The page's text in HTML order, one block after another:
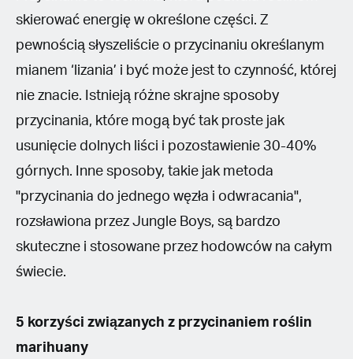
skierować energię w określone części. Z
pewnością słyszeliście o przycinaniu określanym
mianem ‘lizania’ i być może jest to czynność, której
nie znacie. Istnieją różne skrajne sposoby
przycinania, które mogą być tak proste jak
usunięcie dolnych liści i pozostawienie 30-40%
górnych. Inne sposoby, takie jak metoda
"przycinania do jednego węzła i odwracania",
rozsławiona przez Jungle Boys, są bardzo
skuteczne i stosowane przez hodowców na całym
świecie.
5 korzyści związanych z przycinaniem roślin
marihuany